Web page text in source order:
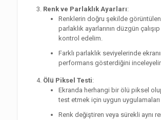
Renk ve Parlaklık Ayarları:
Renklerin doğru şekilde
parlaklık ayarlarının düzgün çalışıp
kontrol edelim.
Farklı parlaklık seviyelerinde
performans gösterdiğini
Ölü Piksel Testi:
Ekranda herhangi bir ölü piksel
test etmek için uygun
Renk değiştiren veya sürekli aynı